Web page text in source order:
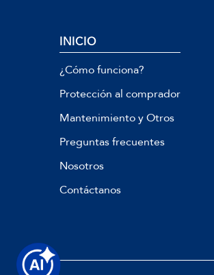
INICIO
¿Cómo funciona?
Protección al comprador
Mantenimiento y Otros
Preguntas frecuentes
Nosotros
Contáctanos